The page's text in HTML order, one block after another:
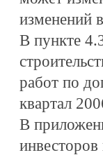
изменений
В пункте
работ по
квартал
В
инвесторов